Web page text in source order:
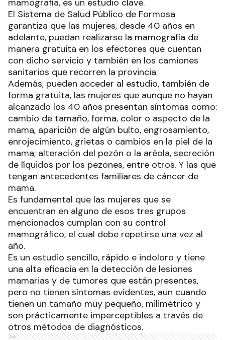
mamografía, es un estudio clave.
El Sistema de Salud Público de Formosa
garantiza que las mujeres, desde 40 años en
adelante, puedan realizarse la mamografía de
manera gratuita en los efectores que cuentan
con dicho servicio y también en los camiones
sanitarios que recorren la provincia.
Además, pueden acceder al estudio, también de
forma gratuita, las mujeres que aunque no hayan
alcanzado los 40 años presentan síntomas como:
cambio de tamaño, forma, color o aspecto de la
mama, aparición de algún bulto, engrosamiento,
enrojecimiento, grietas o cambios en la piel de la
mama; alteración del pezón o la aréola, secreción
de líquidos por los pezones, entre otros. Y las que
tengan antecedentes familiares de cáncer de
mama.
Es fundamental que las mujeres que se
encuentran en alguno de esos tres grupos
mencionados cumplan con su control
mamográfico, el cual debe repetirse una vez al
año.
Es un estudio sencillo, rápido e indoloro y tiene
una alta eficacia en la detección de lesiones
mamarias y de tumores que están presentes,
pero no tienen síntomas evidentes, aun cuando
tienen un tamaño muy pequeño, milimétrico y
son prácticamente imperceptibles a través de
otros métodos de diagnósticos.
Ads